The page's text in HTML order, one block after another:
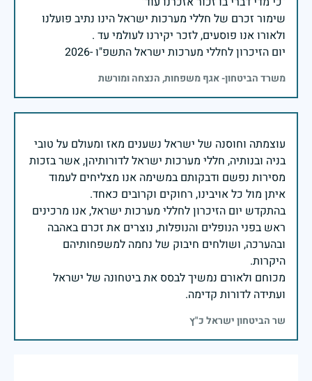
שימור זכרם של חללי מערכות ישראל הינו נתיב פועלנו
יום הזיכרון לחללי מערכות ישראל התשפ"ו -2026
משרד הביטחון- אגף משפחות, הנצחה ומורשת
עוצמתה וחוסנה של ישראל נשענים מאז ומעולם על טובי
בניה ובנותיה, חללי מערכות ישראל לדורותיהן, אשר בזכות
מסירות נפשם ודבקותם במשימה אנו מצליחים לעמוד
בהתקדש יום הזיכרון לחללי מערכות ישראל, אנו מרכינים
ראש בפני הנופלים והנופלות, נוצרים את זכרם באהבה
ובהערכה, ושולחים חיבוק של נחמה למשפחותיהם
מכוחם ולאורם נמשיך לבסס את ביטחונה של ישראל
ועתידה לדורות קדימה.
שר הביטחון ישראל כ"ץ